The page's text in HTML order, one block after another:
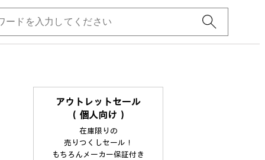
アウトレットセール
（個人向け）
在庫限りの
売りつくしセール！
もちろんメーカー保証付き